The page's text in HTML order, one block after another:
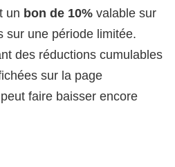
un bon de 10% valable sur
sur une période limitée.
des réductions cumulables
sur la page
faire baisser encore